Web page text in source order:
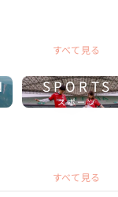
すべて見る
SPORTS
スポーツ
すべて見る